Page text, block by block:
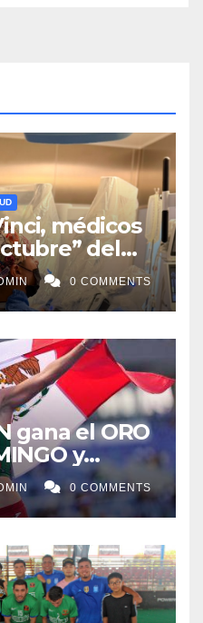
médicos
del
renal a
0 COMMENTS
gana el ORO
y
sus padres
0 COMMENTS